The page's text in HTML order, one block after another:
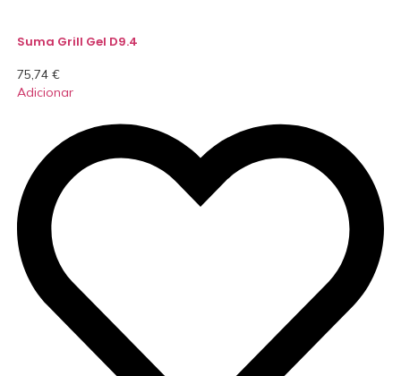
Suma Grill Gel D9.4
75,74 €
Adicionar